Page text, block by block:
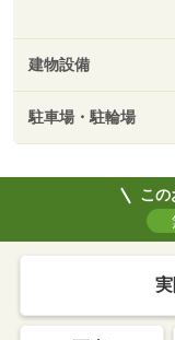
建物設備
駐車場・駐輪場
この